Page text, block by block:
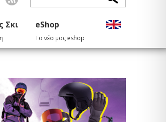
Σκι eShop
Το νέο μας eshop